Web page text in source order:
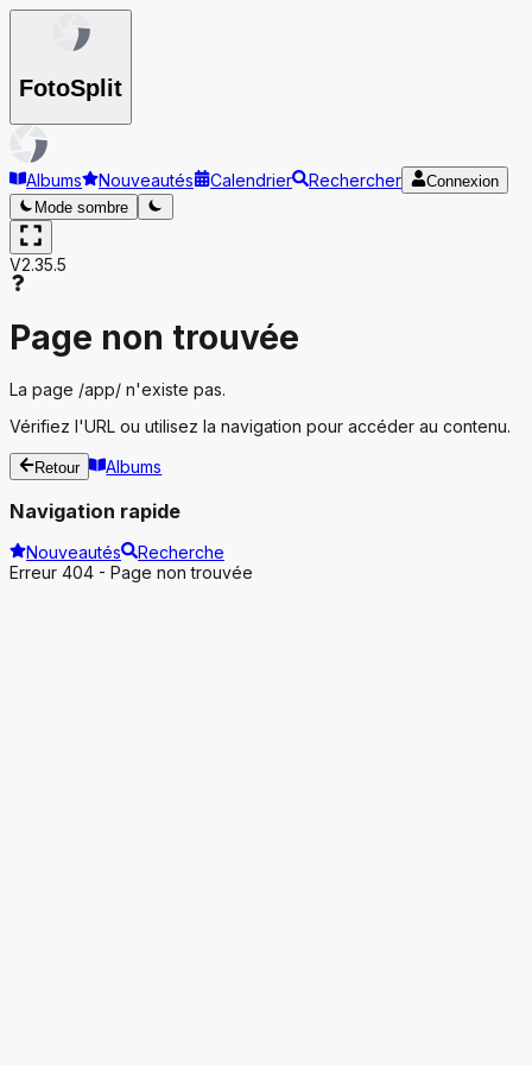
FotoSplit
Albums Nouveautés Calendrier Rechercher
Connexion
Mode sombre
V2.35.5
Page non trouvée
La page /app/ n'existe pas.
Vérifiez l'URL ou utilisez la navigation pour accéder au contenu.
Retour Albums
Navigation rapide
Nouveautés
Recherche
Erreur 404 - Page non trouvée